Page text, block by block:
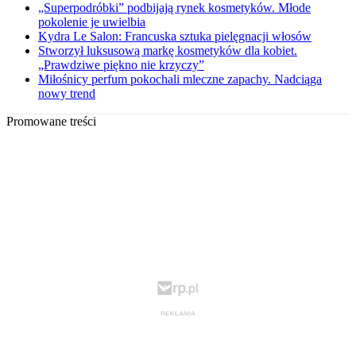
„Superpodróbki” podbijają rynek kosmetyków. Młode
pokolenie je uwielbia
Kydra Le Salon: Francuska sztuka pielęgnacji włosów
Stworzył luksusową markę kosmetyków dla kobiet.
„Prawdziwe piękno nie krzyczy”
Miłośnicy perfum pokochali mleczne zapachy. Nadciąga
nowy trend
Promowane treści